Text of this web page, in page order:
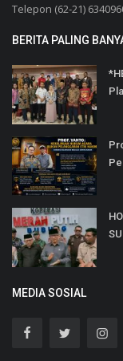
Telepon (62-21)
BERITA PALING
MEDIA SOSIAL